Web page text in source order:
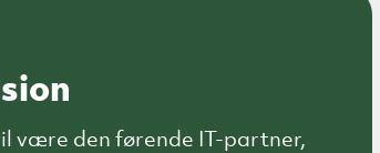
være den førende IT-partner,